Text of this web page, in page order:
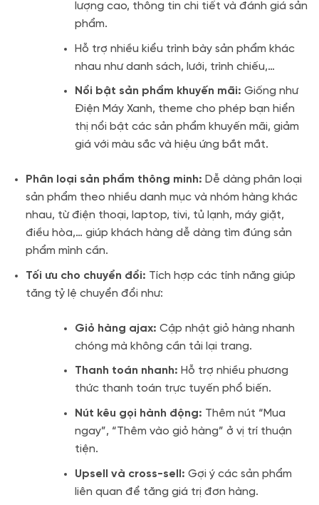
lượng cao, thông tin chi tiết và đánh giá sản
phẩm.
Hỗ trợ nhiều kiểu trình bày sản phẩm khác
nhau như danh sách, lưới, trình chiếu,…
Nổi bật sản phẩm khuyến mãi: Giống như
Điện Máy Xanh, theme cho phép bạn hiển
thị nổi bật các sản phẩm khuyến mãi, giảm
giá với màu sắc và hiệu ứng bắt mắt.
Phân loại sản phẩm thông minh: Dễ dàng phân loại
sản phẩm theo nhiều danh mục và nhóm hàng khác
nhau, từ điện thoại, laptop, tivi, tủ lạnh, máy giặt,
điều hòa,… giúp khách hàng dễ dàng tìm đúng sản
phẩm mình cần.
Tối ưu cho chuyển đổi: Tích hợp các tính năng giúp
tăng tỷ lệ chuyển đổi như:
Giỏ hàng ajax: Cập nhật giỏ hàng nhanh
chóng mà không cần tải lại trang.
Thanh toán nhanh: Hỗ trợ nhiều phương
thức thanh toán trực tuyến phổ biến.
Nút kêu gọi hành động: Thêm nút “Mua
ngay”, “Thêm vào giỏ hàng” ở vị trí thuận
tiện.
Upsell và cross-sell: Gợi ý các sản phẩm
liên quan để tăng giá trị đơn hàng.